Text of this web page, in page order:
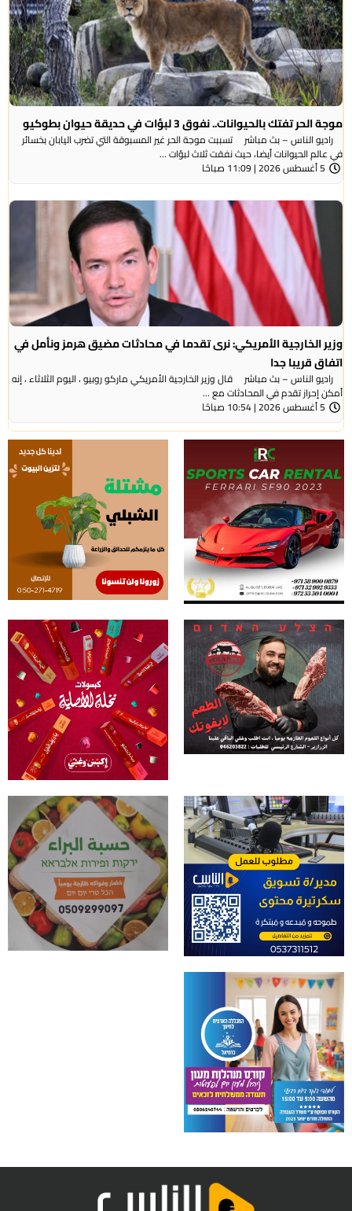
موجة الحر تفتك بالحيوانات.. نفوق 3 لبؤات في حديقة حيوان بطوكيو
راديو الناس – بث مباشر تسببت موجة الحر غير المسبوقة التي تضرب اليابان بخسائر
في عالم الحيوانات أيضا، حيث نفقت ثلاث لبؤات ...
5 أغسطس 2026 | 11:09 صباحًا
وزير الخارجية الأمريكي: نرى تقدما في محادثات مضيق هرمز ونأمل في
اتفاق قريبا جدا
راديو الناس – بث مباشر قال وزير الخارجية الأمريكي ماركو روبيو ، اليوم الثلاثاء ، إنه
أمكن إحراز تقدم في المحادثات مع ...
5 أغسطس 2026 | 10:54 صباحًا